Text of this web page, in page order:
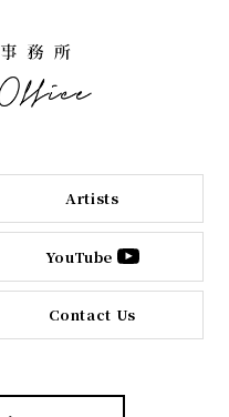
Artists
YouTube
Contact Us